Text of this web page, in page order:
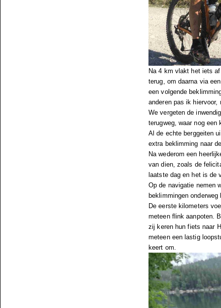
Na 4 km vlakt het iets
terug, om daarna via
een volgende
anderen pas ik
We vergeten de
terugweg, waar nog
Al de echte berggeiten
extra beklimming naar
Na wederom een
van dien, zoals de
laatste dag en het is de
Op de navigatie nemen
beklimmingen
De eerste kilometers
meteen flink aanpoten.
zij keren hun fiets naar
meteen een lastig
keert om.